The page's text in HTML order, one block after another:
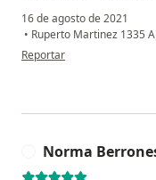
16 de agosto de 2021
• Ruperto Martinez 1335
en opinión del usuario
Reportar
Norma